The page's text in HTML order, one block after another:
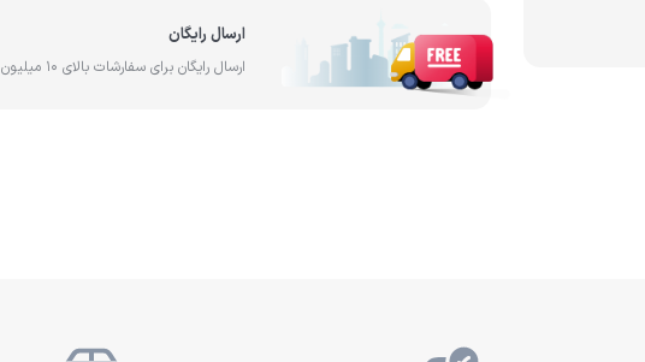
ساخت کشور تایوان ارسال رایگان
ارسال رایگان برای سفارشات بالای 10 میلیون تومان